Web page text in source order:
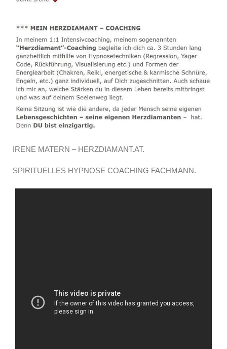
IRENE MATERN – HERZDIAMANT.AT.
SPIRITUELLES HYPNOSE COACHING FACHMANN.